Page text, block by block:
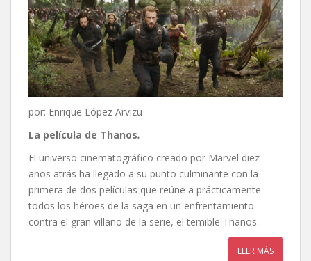
por: Enrique López Arvizu
La película de Thanos.
El universo cinematográfico creado por Marvel diez
años atrás ha llegado a su punto culminante con la
primera de dos películas que reúne a prácticamente
todos los héroes de la saga en un enfrentamiento
contra el gran villano de la serie, el temible Thanos.
LEER MÁS